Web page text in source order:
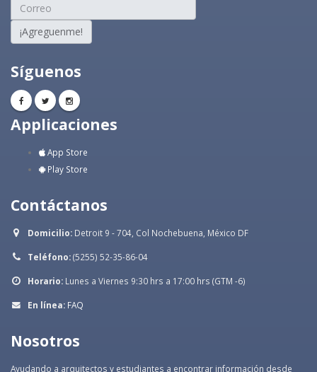
¡Agreguenme!
Síguenos
Applicaciones
App Store
Play Store
Contáctanos
Domicilio: Detroit 9 - 704, Col Nochebuena, México DF
Teléfono:(5255) 52-35-86-04
Horario: Lunes a Viernes 9:30 hrs a 17:00 hrs (GTM -6)
En línea: FAQ
Nosotros
Ayudando a arquitectos y estudiantes a encontrar información desde